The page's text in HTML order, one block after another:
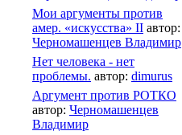
Мои аргументы против
амер. «искусства» II автор:
Черномашенцев Владимир
Нет человека - нет
проблемы. автор: dimurus
Аргумент против РОТКО
автор: Черномашенцев
Владимир